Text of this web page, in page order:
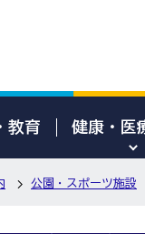
教育 健康・医
公園・スポーツ施設